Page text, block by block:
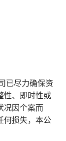
已尽力确保资
性、即时性或
况因个案而
何损失，本公